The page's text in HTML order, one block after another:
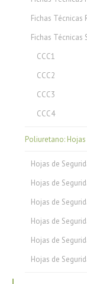
Fichas Técnicas
Fichas Técnicas
CCC1
CCC2
CCC3
CCC4
Poliuretano:
Hojas de
Hojas de
Hojas de
Hojas de
Hojas de
Hojas de